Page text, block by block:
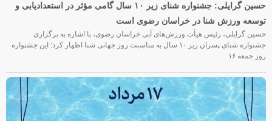
حسین گرایلی: جشنواره شنای زیر ۱۰ سال گامی مؤثر در استعدادیابی و
توسعه ورزش شنا در خراسان رضوی است
حسین گرایلی، رئیس هیأت ورزش‌های آبی خراسان رضوی، با اشاره به برگزاری
جشنواره شنای پسران زیر ۱۰ سال به مناسبت روز جهانی شنا اظهار کرد: این جشنواره
روز جمعه‌ ۱۶